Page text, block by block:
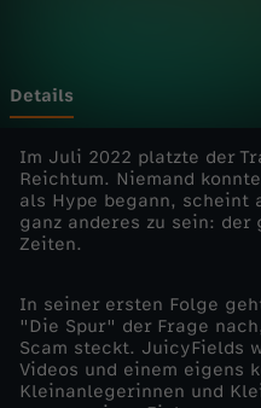
!
-
G
a
s
Details
Im Juli 2022 platzte der
Reichtum. Niemand
als Hype begann, scheint
ganz anderes zu sein:
Zeiten.
In seiner ersten Folge
"Die Spur" der Frage
Scam steckt. JuicyFields
Videos und einem eigens
Kleinanlegerinnen und